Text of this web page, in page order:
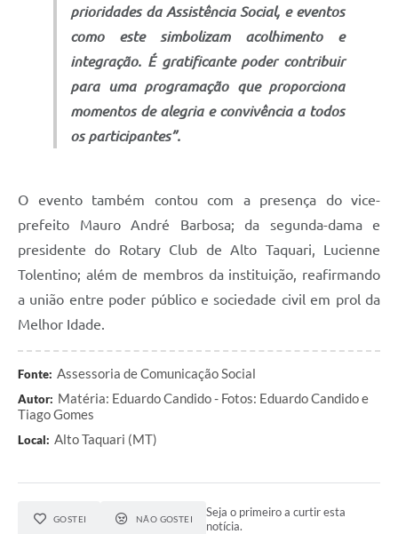
prioridades da Assistência Social, e eventos
como este simbolizam acolhimento e
integração. É gratificante poder contribuir
para uma programação que proporciona
momentos de alegria e convivência a todos
os participantes”.
O evento também contou com a presença do vice-
prefeito Mauro André Barbosa; da segunda-dama e
presidente do Rotary Club de Alto Taquari, Lucienne
Tolentino; além de membros da instituição, reafirmando
a união entre poder público e sociedade civil em prol da
Melhor Idade.
Fonte: Assessoria de Comunicação Social
Autor: Matéria: Eduardo Candido - Fotos: Eduardo Candido e
Tiago Gomes
Local: Alto Taquari (MT)
GOSTEI NÃO GOSTEI
Seja o primeiro a curtir esta
notícia.